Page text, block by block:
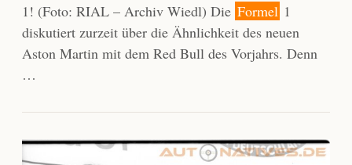
1! (Foto: RIAL – Archiv Wiedl) Die Formel 1
diskutiert zurzeit über die Ähnlichkeit des neuen
Aston Martin mit dem Red Bull des Vorjahrs. Denn
…